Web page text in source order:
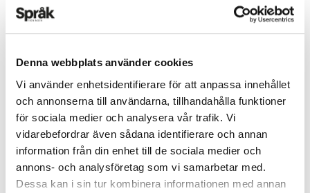
Denna webbplats använder cookies
Vi använder enhetsidentifierare för att anpassa innehållet
och annonserna till användarna, tillhandahålla funktioner
för sociala medier och analysera vår trafik. Vi
vidarebefordrar även sådana identifierare och annan
information från din enhet till de sociala medier och
annons- och analysföretag som vi samarbetar med.
Dessa kan i sin tur kombinera informationen med annan
Om ordet finns så
18 DECEMBER 2014
Även språkligt var min första
kärlek en omvälvande
upplevelse. Problemet var
inte själva känslorna,
obesvarade som de var, utan
vad man skulle kalla dem.
Kärleken…
Är den datoriska
tiden redan slut?
För ett år sedan hörde jag för
första gången ordet datorisk,
i uttrycket datoriskt tänkande.
Jag slog det direkt ifrån mig.
Det spelar ingen roll…